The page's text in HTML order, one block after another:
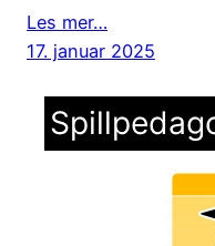
Les mer…
17. januar 2025